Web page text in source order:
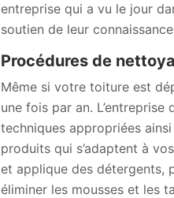
entreprise qui a vu le jour
soutien de leur
Procédures de
Même si votre toiture est
une fois par an.
techniques appropriées
produits qui s’adaptent à
et applique des détergents,
éliminer les mousses et les